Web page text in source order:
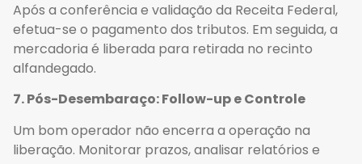
Após a conferência e validação da Receita Federal,
efetua-se o pagamento dos tributos. Em seguida, a
mercadoria é liberada para retirada no recinto
alfandegado.
7. Pós-Desembaraço: Follow-up e Controle
Um bom operador não encerra a operação na
liberação. Monitorar prazos, analisar relatórios e